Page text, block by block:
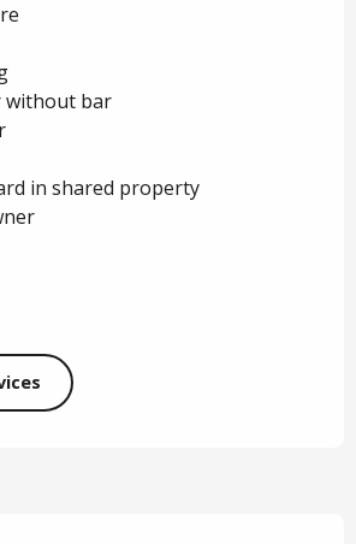
without bar
in shared property